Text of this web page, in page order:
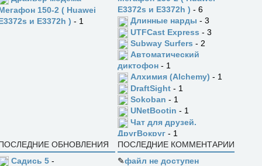
150-2 ( Huawei
и E3372h ) - 1
E3372s и E3372h ) - 6
Длинные нарды - 3
UTFCast Express - 3
Subway Surfers - 2
Автоматический
диктофон - 1
Алхимия (Alchemy) - 1
DraftSight - 1
Sokoban - 1
UNetBootin - 1
Чат для друзей.
ДругВокруг - 1
ОБНОВЛЕНИЯ
Садись 5 -
ПОСЛЕДНИЕ КОММЕНТАРИИ
✎файл не доступен